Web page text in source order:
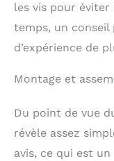
les vis pour éviter
temps, un
d’expérience de
Montage et
Du point de vue
révèle assez
avis, ce qui est